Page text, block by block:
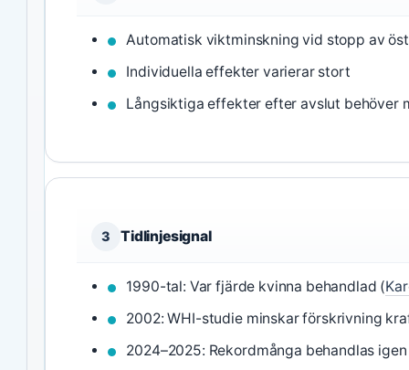
Automatisk viktminskning vid stopp av
Individuella effekter varierar stort
Långsiktiga effekter efter avslut behöver
3 Tidlinjesignal
1990-tal: Var fjärde kvinna behandlad (
2002: WHI-studie minskar förskrivning
2024–2025: Rekordmånga behandlas